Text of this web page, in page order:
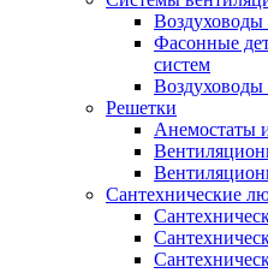
Воздуховоды
Фасонные
систем
Решетки
Анемостаты
Сантехнические